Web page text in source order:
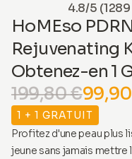
4.8/5 (1289
HoMEso
Rejuvenating
Obtenez-en 1
199,80 €
1 + 1 GRATUIT
Profitez d'une peau plus
jeune sans jamais mettre